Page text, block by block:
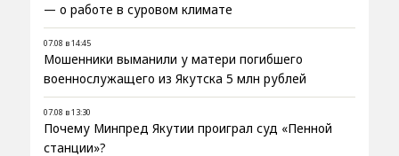
— о работе в суровом климате
07.08 в 14:45
Мошенники выманили у матери погибшего
военнослужащего из Якутска 5 млн рублей
07.08 в 13:30
Почему Минпред Якутии проиграл суд «Пенной
станции»?